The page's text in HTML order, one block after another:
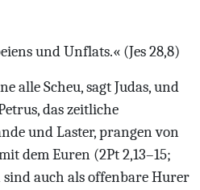
und Unflats.« (Jes 28,8)
alle Scheu, sagt Judas, und
das zeitliche
und Laster, prangen von
dem Euren (2Pt 2,13–15;
sind auch als offenbare Hurer